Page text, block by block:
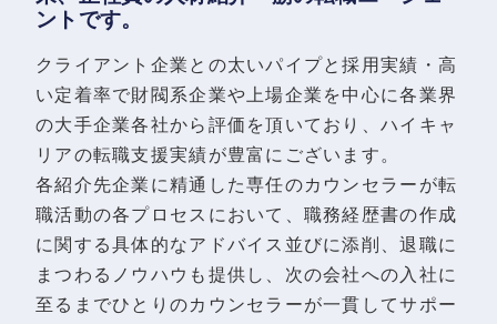
ントです。
クライアント企業との太いパイプと採用実績・高
い定着率で財閥系企業や上場企業を中心に各業界
の大手企業各社から評価を頂いており、ハイキャ
リアの転職支援実績が豊富にございます。
各紹介先企業に精通した専任のカウンセラーが転
職活動の各プロセスにおいて、職務経歴書の作成
に関する具体的なアドバイス並びに添削、退職に
まつわるノウハウも提供し、次の会社への入社に
至るまでひとりのカウンセラーが一貫してサポー